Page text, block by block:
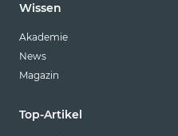
Wissen
Akademie
News
Magazin
Top-Artikel